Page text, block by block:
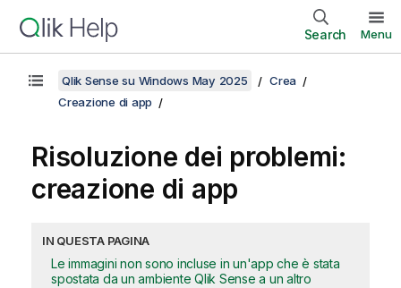
Search Menu
Qlik Sense su Windows May 2025
Crea
Creazione di app
Risoluzione dei problemi:
creazione di app
IN QUESTA PAGINA
Le immagini non sono incluse in un'app che è stata
spostata da un ambiente Qlik Sense a un altro